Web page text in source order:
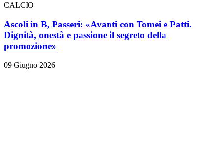
CALCIO
Ascoli in B, Passeri: «Avanti con Tomei e Patti.
Dignità, onestà e passione il segreto della
promozione»
09 Giugno 2026